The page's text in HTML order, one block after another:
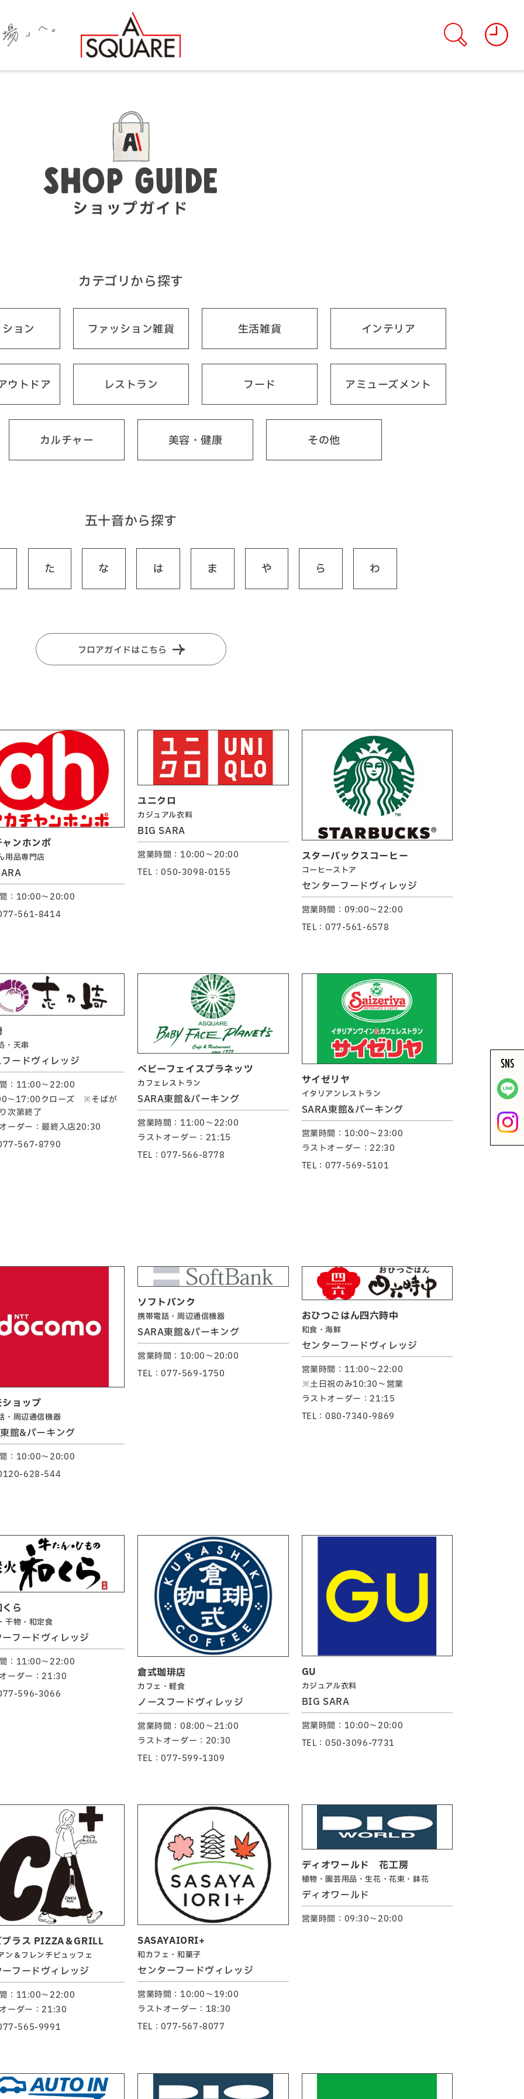
SHOP GUIDE
ショップガイド
カテゴリから探す
ョン ファッション雑貨 生活雑貨 インテリア
ウトドア レストラン フード アミューズメント
カルチャー 美容・健康 その他
五十音から探す
た な は ま や ら わ
フロアガイドはこちら
ャンホンポ
用品専門店
：10:00～20:00
561-8414
ユニクロ
カジュアル衣料
BIG SARA
営業時間：10:00～20:00
TEL：050-3098-0155
スターバックスコーヒー
コーヒーストア
センターフードヴィレッジ
営業時間：09:00～22:00
TEL：077-561-6578
・天串
フードヴィレッジ
：11:00～22:00
～17:00クローズ ※そばが
次第終了
ーダー：最終入店20:30
567-8790
ベビーフェイスプラネッツ
カフェレストラン
SARA東館&パーキング
営業時間：11:00～22:00
ラストオーダー：21:15
TEL：077-566-8778
サイゼリヤ
イタリアンレストラン
SARA東館&パーキング
営業時間：10:00～23:00
ラストオーダー：22:30
TEL：077-569-5101
ショップ
・周辺通信機器
館&パーキング
：10:00～20:00
628-544
ソフトバンク
携帯電話・周辺通信機器
SARA東館&パーキング
営業時間：10:00～20:00
TEL：077-569-1750
おひつごはん四六時中
和食・海鮮
センターフードヴィレッジ
営業時間：11:00～22:00
※土日祝のみ10:30～営業
ラストオーダー：21:15
TEL：080-7340-9869
ら
干物・和定食
ーフードヴィレッジ
：11:00～22:00
ーダー：21:30
596-3066
倉式珈琲店
カフェ・軽食
ノースフードヴィレッジ
営業時間：08:00～21:00
ラストオーダー：20:30
TEL：077-599-1309
GU
カジュアル衣料
BIG SARA
営業時間：10:00～20:00
TEL：050-3096-7731
プラス PIZZA＆GRILL
ン＆フレンチビュッフェ
ーフードヴィレッジ
：11:00～22:00
ーダー：21:30
565-9991
SASAYAIORI+
和カフェ・和菓子
センターフードヴィレッジ
営業時間：10:00～19:00
ラストオーダー：18:30
TEL：077-567-8077
ディオワールド 花工房
植物・園芸用品・生花・花束・鉢花
ディオワールド
営業時間：09:30～20:00
SNS